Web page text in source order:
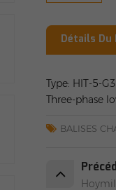
Détails
Type: HIT-5-
Three-phase
BALISES